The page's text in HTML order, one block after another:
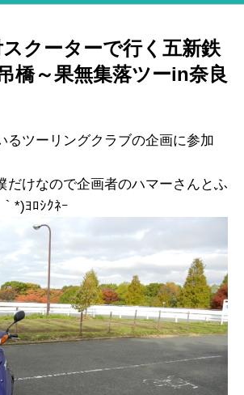
クーターで行く五新鉄
橋～果無集落ツーin奈良
るツーリングクラブの企画に参加
だけなので企画者のハマーさんとふ
*)ﾖﾛｼｸﾈｰ